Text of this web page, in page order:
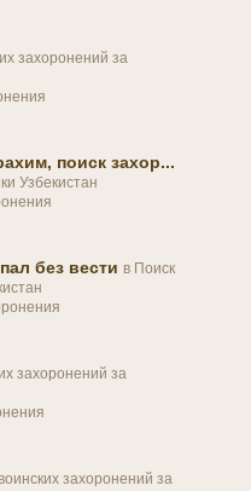
захоронений за
поиск захор...
Узбекистан
без вести в Поиск
захоронений за
захоронений за